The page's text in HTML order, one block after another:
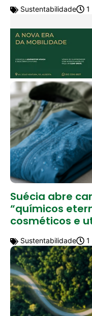
Sustentabilidade 1
Suécia abre
“químicos
cosméticos e
Sustentabilidade 1